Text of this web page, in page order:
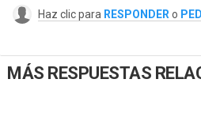
Haz clic para RESPONDER o
MÁS RESPUESTAS